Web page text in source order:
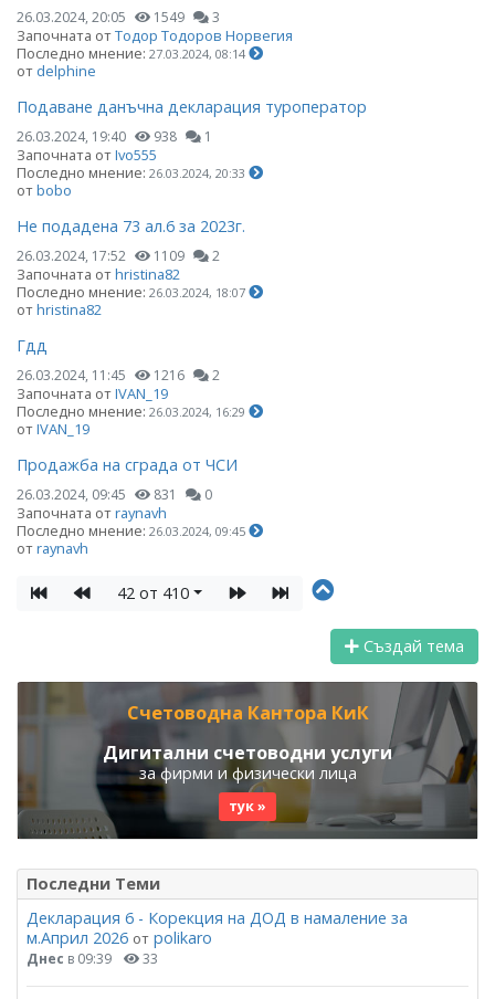
26.03.2024, 20:05 1549 3
Започната отТодор Тодоров Норвегия
Последно мнение: 27.03.2024, 08:14
от delphine
Подаване данъчна декларация туроператор
26.03.2024, 19:40 938 1
Започната отIvo555
Последно мнение: 26.03.2024, 20:33
отbobo
Не подадена 73 ал.6 за 2023г.
26.03.2024, 17:52 1109 2
Започната отhristina82
Последно мнение: 26.03.2024, 18:07
отhristina82
Гдд
26.03.2024, 11:45 1216 2
Започната отIVAN_19
Последно мнение: 26.03.2024, 16:29
отIVAN_19
Продажба на сграда от ЧСИ
26.03.2024, 09:45 831 0
Започната отraynavh
Последно мнение: 26.03.2024, 09:45
отraynavh
42 от 410
Създай тема
Счетоводна Кантора КиК
Дигитални счетоводни услуги
за фирми и физически лица
тук »
Последни Теми
Декларация 6 - Корекция на ДОД в намаление за
м.Април 2026 от polikaro
Днес в 09:39 33